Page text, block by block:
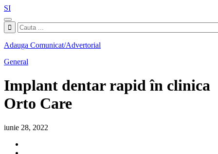
SI
Adauga Comunicat/Advertorial
General
Implant dentar rapid în clinica
Orto Care
iunie 28, 2022